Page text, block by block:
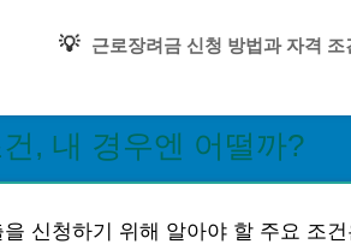
💡 근로장려금 신청 방법과 자격
, 내 경우엔 어떨까?
신청하기 위해 알아야 할 주요 조